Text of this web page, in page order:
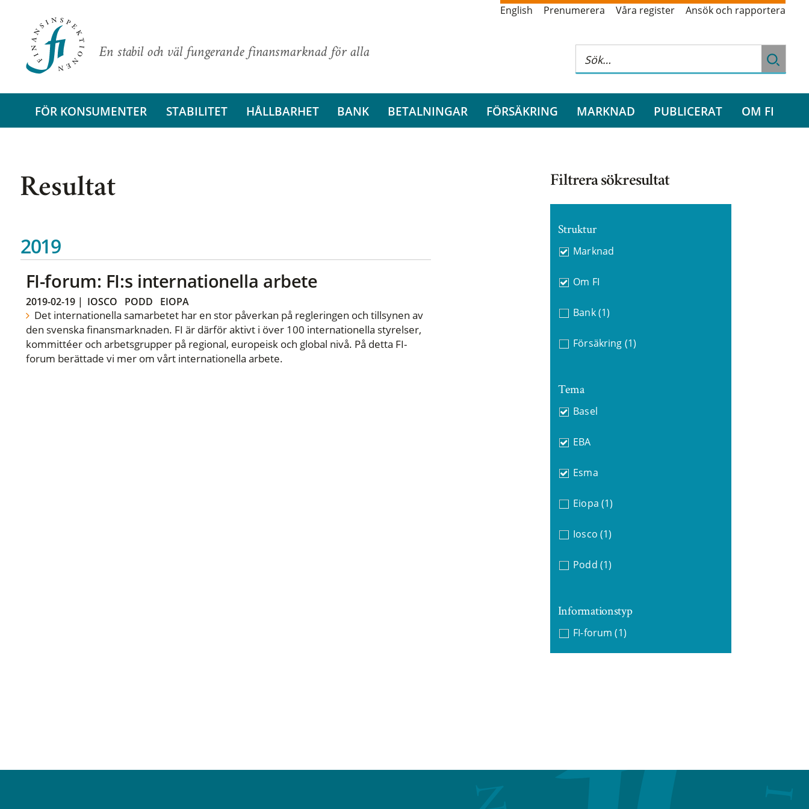
En stabil och väl fungerande finansmarknad för alla
English Prenumerera Våra register Ansök och rapportera
FÖR KONSUMENTER STABILITET HÅLLBARHET BANK BETALNINGAR FÖRSÄKRING MARKNAD PUBLICERAT OM FI
Resultat
2019
FI-forum: FI:s internationella arbete
2019-02-19| IOSCO PODD EIOPA
Det internationella samarbetet har en stor påverkan på regleringen och tillsynen av
den svenska finansmarknaden. FI är därför aktivt i över 100 internationella styrelser,
kommittéer och arbetsgrupper på regional, europeisk och global nivå. På detta FI-
forum berättade vi mer om vårt internationella arbete.
Filtrera sökresultat
Struktur
Marknad
Om FI
Bank (1)
Försäkring (1)
Tema
Basel
EBA
Esma
Eiopa (1)
Iosco (1)
Podd (1)
Informationstyp
FI-forum (1)